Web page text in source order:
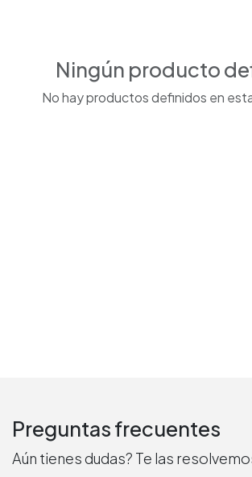
Ningún producto
No hay productos definidos en
Preguntas frecuentes
Aún tienes dudas? Te las